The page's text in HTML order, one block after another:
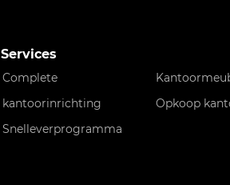
Services
Complete
kantoorinrichting
Opkoop
Snelleverprogramma